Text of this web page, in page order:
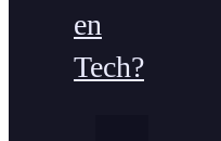
en
Tech?